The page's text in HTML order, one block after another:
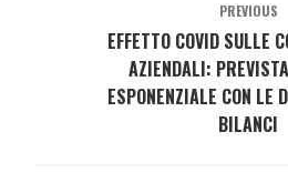
PREVIOUS
EFFETTO COVID SULLE
AZIENDALI:
ESPONENZIALE CON LE
BILANCI